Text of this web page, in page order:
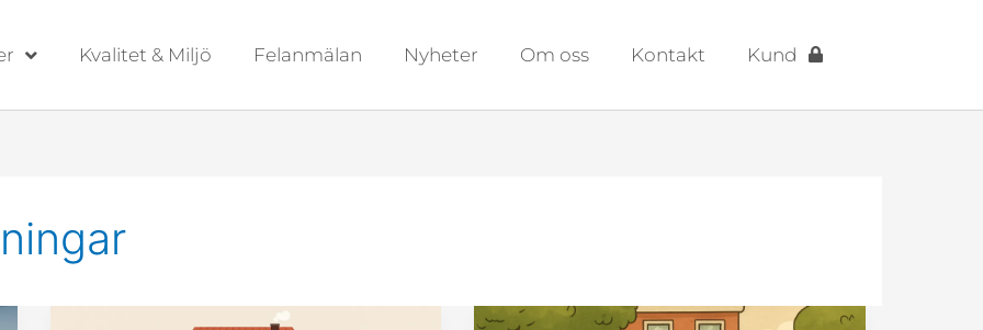
Kvalitet & Miljö Felanmälan Nyheter Om oss Kontakt Kund